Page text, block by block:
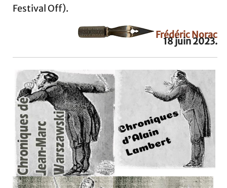
Festival Off).
Frédéric Norac
18 juin 2023.